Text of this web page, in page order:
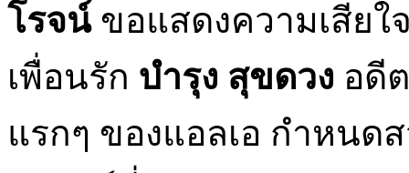
โรจน์ขอแสดงความเสียใ
เพื่อนรัก บำรุง สุขดวง อดี
แรกๆ ของแอลเอ กำหนด